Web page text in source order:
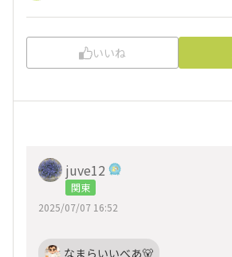
いいね
juve12
関東
2025/07/07 16:52
なまらいいべあ🐻